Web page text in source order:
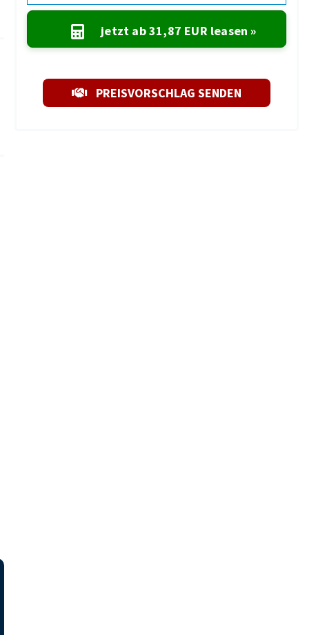
jetzt ab31,87 EUR leasen »
PREISVORSCHLAG SENDEN